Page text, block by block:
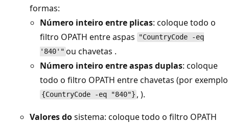
formas:
Número inteiro entre plicas: coloque todo o
filtro OPATH entre aspas
"CountryCode -eq
'840'" ou chavetas .
Número inteiro entre aspas duplas: coloque
todo o filtro OPATH entre chavetas (por exemplo
{CountryCode -eq "840"} , ).
Valores dosistema: coloque todo o filtro OPATH